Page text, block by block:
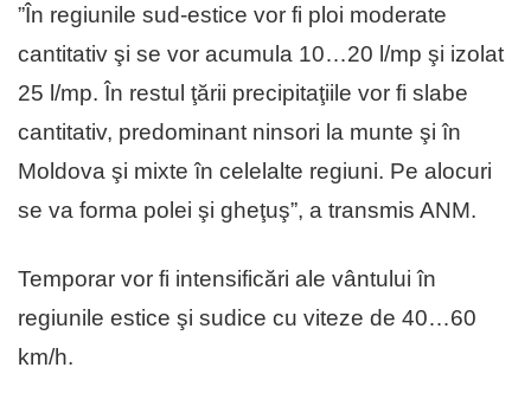
”În regiunile sud-estice vor fi ploi moderate
cantitativ şi se vor acumula 10…20 l/mp şi izolat
25 l/mp. În restul ţării precipitaţiile vor fi slabe
cantitativ, predominant ninsori la munte şi în
Moldova şi mixte în celelalte regiuni. Pe alocuri
se va forma polei şi gheţuş”, a transmis ANM.
Temporar vor fi intensificări ale vântului în
regiunile estice şi sudice cu viteze de 40…60
km/h.